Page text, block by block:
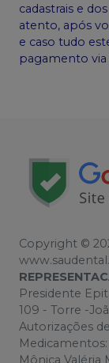
cadastrais e
atento, após
e caso tudo
pagamento
Copyright ©
Presidente
109 - Torre -
Autorizações
Mônica Valéria